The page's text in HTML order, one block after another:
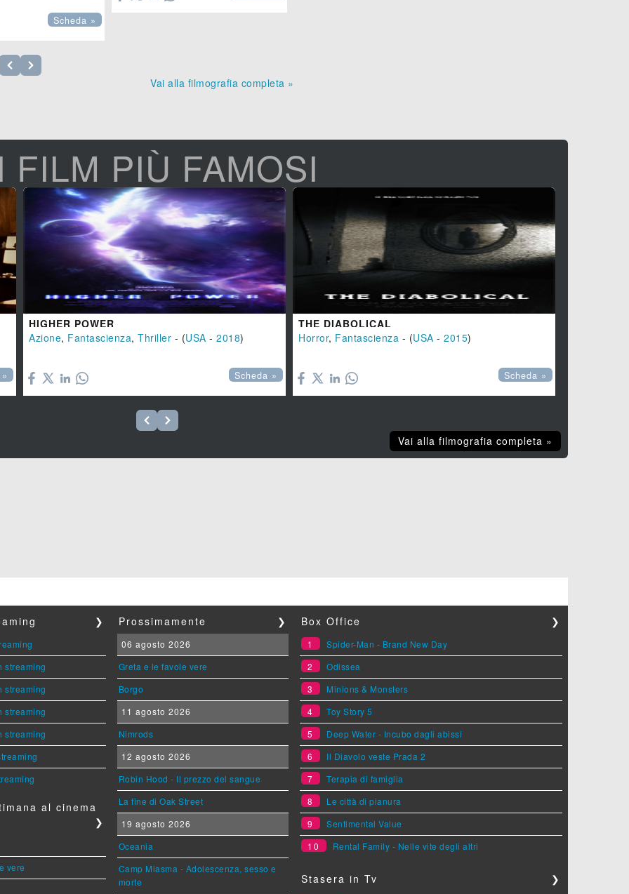
Scheda »
Vai alla filmografia completa »
I FILM PIÙ FAMOSI
HIGHER POWER
Azione, Fantascienza, Thriller - (USA - 2018)
Scheda »
THE DIABOLICAL
Horror, Fantascienza - (USA - 2015)
Scheda »
Vai alla filmografia completa »
❯
streaming
streaming
streaming
streaming
al cinema
❯
vere
Prossimamente ❯
06 agosto 2026
Greta e le favole vere
Borgo
11 agosto 2026
Nimrods
12 agosto 2026
Robin Hood - Il prezzo del sangue
La fine di Oak Street
19 agosto 2026
Oceania
Camp Miasma - Adolescenza, sesso e
morte
Box Office ❯
1
Spider-Man - Brand New Day
2
Odissea
3
Minions & Monsters
4
Toy Story 5
5
Deep Water - Incubo dagli abissi
6
Il Diavolo veste Prada 2
7
Terapia di famiglia
8
Le città di pianura
9
Sentimental Value
10
Rental Family - Nelle vite degli altri
Stasera in Tv ❯